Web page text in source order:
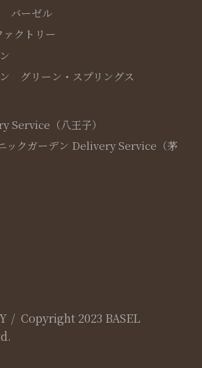
バーゼル
クトリー
グリーン・スプリングス
Service（八王子）
ックガーデン Delivery Service（茅
Copyright 2023 BASEL